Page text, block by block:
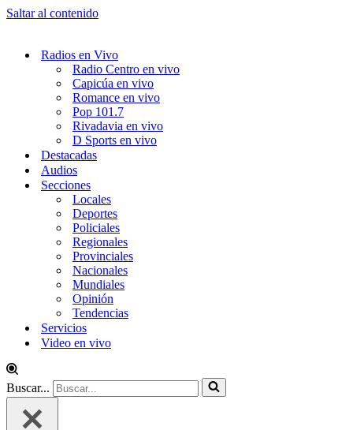
Saltar al contenido
Radios en Vivo
Radio Centro en vivo
Capicúa en vivo
Romance en vivo
Pop 101.7
Rivadavia en vivo
D Sports en vivo
Destacadas
Audios
Secciones
Locales
Deportes
Policiales
Regionales
Provinciales
Nacionales
Mundiales
Opinión
Tendencias
Servicios
Video en vivo
Buscar...